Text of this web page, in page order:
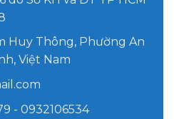
Huy Thông, Phường An
Việt Nam
- 0932106534